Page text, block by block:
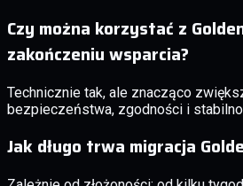
Czy można korzystać z
zakończeniu wsparcia?
Technicznie tak, ale znacząco
bezpieczeństwa, zgodności i
Jak długo trwa migracja